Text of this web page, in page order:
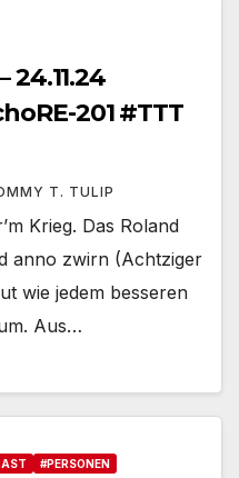
24.11.24
201 #TTT
T. TULIP
Krieg. Das Roland
anno zwirn (Achtziger
wie jedem besseren
Aus…
#PERSONEN